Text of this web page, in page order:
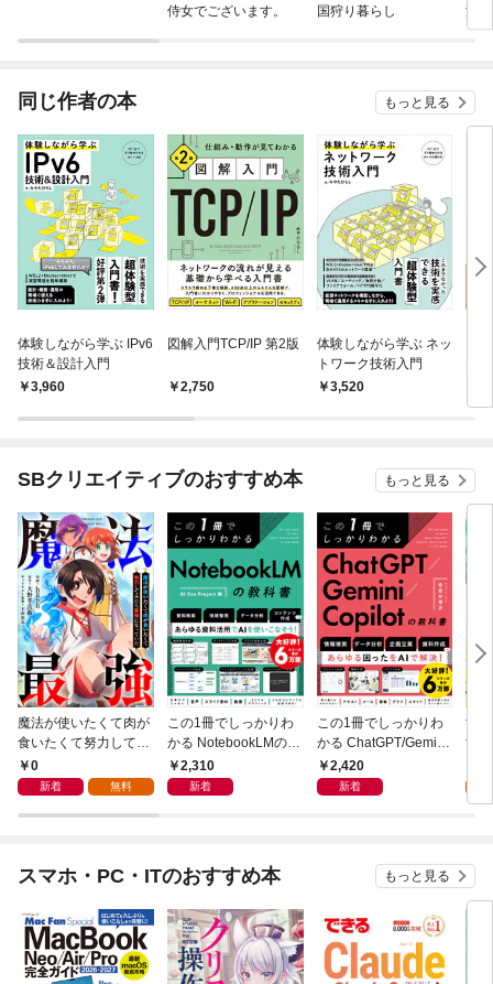
侍女でございます。
国狩り暮らし
法
同じ作者の本 もっと見る
体験しながら学ぶ IPv6
技術＆設計入門
3,960
図解入門TCP/IP 第2版
2,750
体験しながら学ぶ ネッ
トワーク技術入門
3,520
験
SBクリエイティブのおすすめ本 もっと見る
魔法が使いたくて肉が
食いたくて努力してみ
たら最強になっていた
【分冊版】（コミッ
0
新着 無料
この1冊でしっかりわ
かる NotebookLMの教
科書2,310
新着
この1冊でしっかりわ
かる ChatGPT/Gemini/
Copilotの教科書
2,420
新着
世
世
版
話
スマホ・PC・ITのおすすめ本 もっと見る